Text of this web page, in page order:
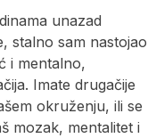
unazad
stalno sam nastojao
i mentalno,
Imate drugačije
okruženju, ili se
mozak, mentalitet i